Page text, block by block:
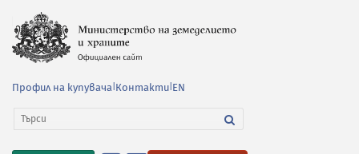
Профил на купувача Контакти EN